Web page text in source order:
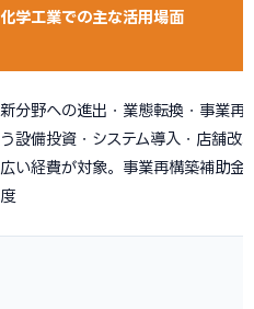
化学工業での主な活用場面
新分野への進出・業態転換・事業再
う設備投資・システム導入・店舗改
広い経費が対象。事業再構築補助金
度